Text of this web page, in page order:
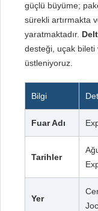
güçlü büyüme;
sürekli artırmakta
yaratmaktadır.
desteği, uçak bileti
üstleniyoruz.
Bilgi
Fuar Adı
Tarihler
Yer